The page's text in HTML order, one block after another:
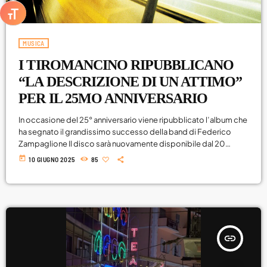
ATTIVA/DISATTIVA DIMENSIONE TESTO
Viaggi
World
MUSICA
I TIROMANCINO RIPUBBLICANO
“LA DESCRIZIONE DI UN ATTIMO”
PER IL 25MO ANNIVERSARIO
In occasione del 25° anniversario viene ripubblicato l’album che
ha segnato il grandissimo successo della band di Federico
Zampaglione Il disco sarà nuovamente disponibile dal 20
giugno 2025 in tre formati: LP in vinile da 180 grammi, CD
today 10 GIUGNO 2025 85
insert_link